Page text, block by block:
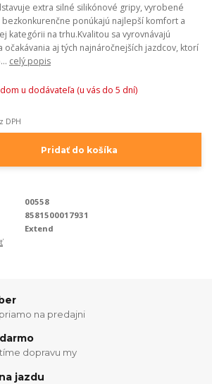
extra silné silikónové gripy, vyrobené
ponúkajú najlepší komfort a
kategórii na trhu.Kvalitou sa vyrovnávajú
očakávania aj tých najnáročnejších jazdcov, ktorí
celý popis
u dodávateľa (u vás do 5 dní)
DPH
Pridať do košíka
00558
8581500017931
Extend
na predajni
dopravu my
jazdu